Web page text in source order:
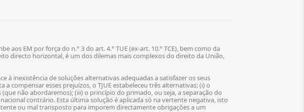
EM por força do n.° 3 do art. 4.° TUE (ex-art. 10.° TCE), bem como da
directo horizontal, é um dos dilemas mais complexos do direito da União,
à inexistência de soluções alternativas adequadas a satisfazer os seus
compensar esses prejuízos, o TJUE estabeleceu três alternativas: (i) o
não abordaremos); (iii) o princípio do primado, ou seja, a separação do
contrário. Esta última solução é aplicada só na vertente negativa, isto
ou mal transposto para imporem directamente obrigações a um